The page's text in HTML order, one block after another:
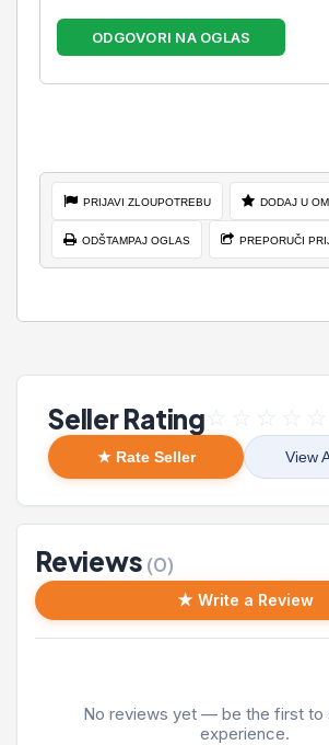
ODGOVORI NA OGLAS
PRIJAVI ZLOUPOTREBU DODAJ U
ODŠTAMPAJ OGLAS PREPORUČI
Seller Rating ☆ ☆ ☆ ☆ ☆
★ Rate Seller View
Reviews (0)
★ Write a Review
No reviews yet — be the first to
experience.